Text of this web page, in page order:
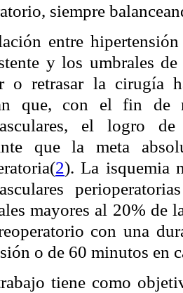
siempre
entre
y los umbrales
o retrasar la cirugía
que, con el fin de
el logro
que la meta
2). La isquemia
mayores al 20% de
con una
o de 60 minutos en
tiene como